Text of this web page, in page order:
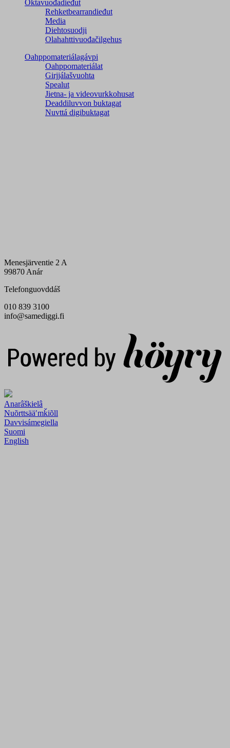
Oktavuođadieđut
Rehketbearrandieđut
Media
Diehtosuodji
Olahahttivuođačilgehus
Oahppomateriálagávpi
Oahppomateriálat
Girjjálašvuohta
Spealut
Jietna- ja videovurkkohusat
Deaddiluvvon buktagat
Nuvttá digibuktagat
Menesjärventie 2 A
99870 Anár
Telefonguovddáš
010 839 3100
info@samediggi.fi
Anarâškielâ
Nuõrttsääʹmǩiõll
Davvisámegiella
Suomi
English